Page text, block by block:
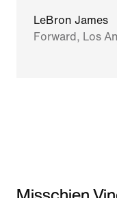
LeBron James
Forward, Los